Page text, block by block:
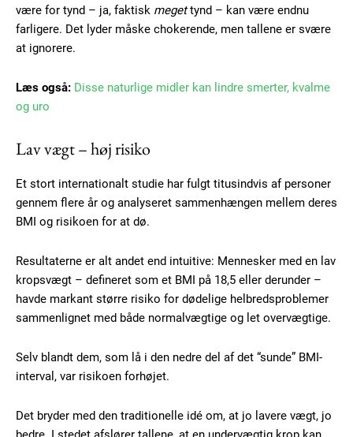
være for tynd – ja, faktisk megettynd – kan være endnu
farligere. Det lyder måske chokerende, men tallene er svære
at ignorere.
Læs også: Disse naturlige midler kan lindre smerter, kvalme
og uro
Lav vægt – høj risiko
Et stort internationalt studie har fulgt titusindvis af personer
gennem flere år og analyseret sammenhængen mellem deres
BMI og risikoen for at dø.
Resultaterne er alt andet end intuitive: Mennesker med en lav
kropsvægt – defineret som et BMI på 18,5 eller derunder –
havde markant større risiko for dødelige helbredsproblemer
sammenlignet med både normalvægtige og let overvægtige.
Selv blandt dem, som lå i den nedre del af det “sunde” BMI-
interval, var risikoen forhøjet.
Det bryder med den traditionelle idé om, at jo lavere vægt, jo